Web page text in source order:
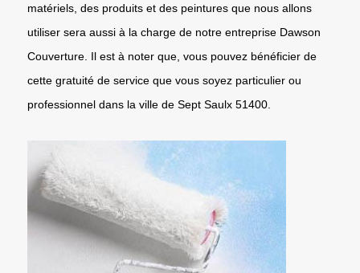
matériels, des produits et des peintures que nous allons
utiliser sera aussi à la charge de notre entreprise Dawson
Couverture. Il est à noter que, vous pouvez bénéficier de
cette gratuité de service que vous soyez particulier ou
professionnel dans la ville de Sept Saulx 51400.